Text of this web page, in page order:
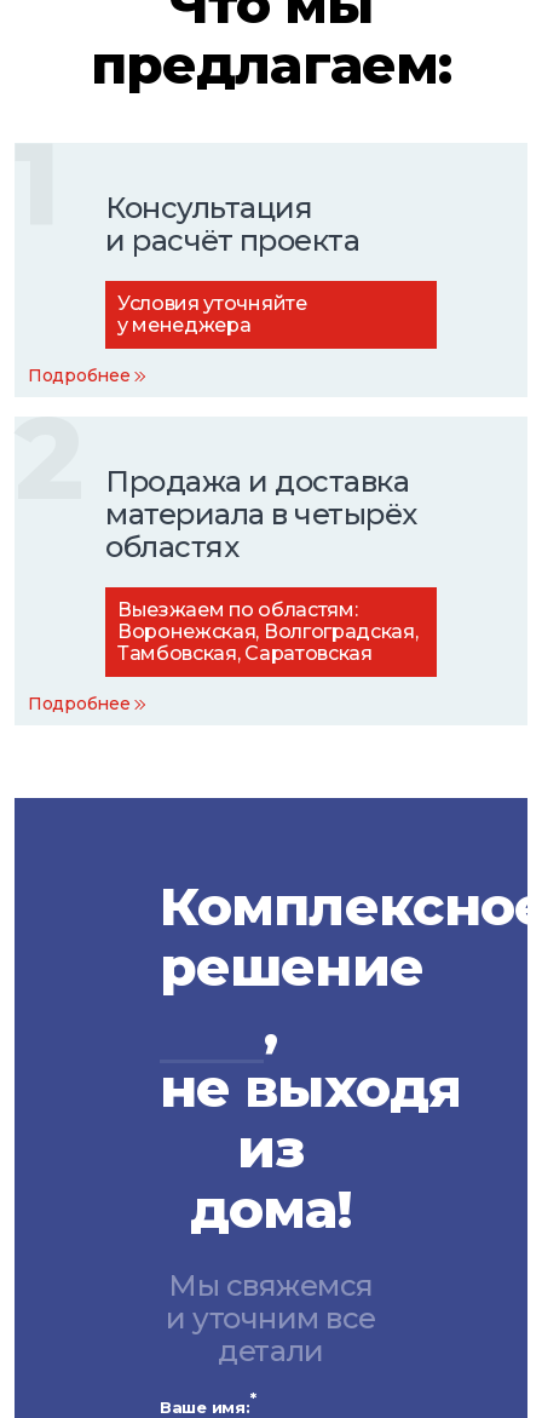
предлагаем:
1
Консультация
и расчёт проекта
Условия уточняйте
у менеджера
Подробнее
2
Продажа и доставка
материала в четырёх
областях
Выезжаем по областям:
Воронежская, Волгоградская,
Тамбовская, Саратовская
Подробнее
решение
,
не выходя
из
дома!
Мы свяжемся
и уточним все
детали
Ваше имя:*